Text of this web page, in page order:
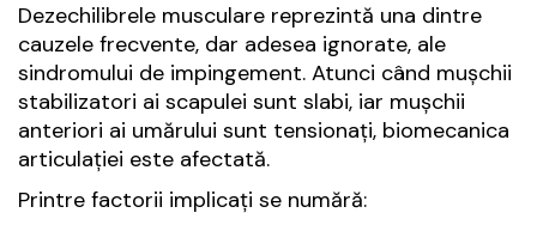
Dezechilibrele musculare reprezintă una dintre
cauzele frecvente, dar adesea ignorate, ale
sindromului de impingement. Atunci când mușchii
stabilizatori ai scapulei sunt slabi, iar mușchii
anteriori ai umărului sunt tensionați, biomecanica
articulației este afectată.
Printre factorii implicați se numără: